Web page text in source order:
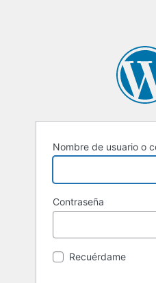
Nombre de usuario o
Contraseña
Recuérdame